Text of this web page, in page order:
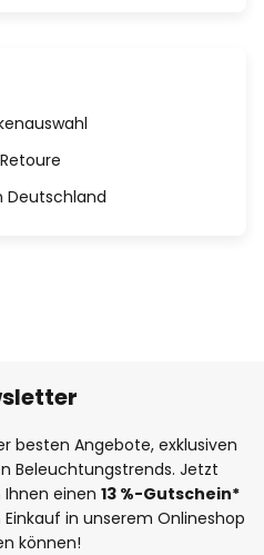
Deutschland
besten Angebote, exklusiven
Beleuchtungstrends. Jetzt
einen 13 %-Gutschein*
in unserem Onlineshop
können!